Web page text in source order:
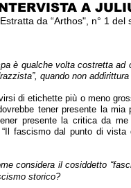
A
Estratta da “Arthos", n° 1 del
è qualche volta costretta
quando non addirittura
di etichette più o meno
tener presente la
presente la critica da
fascismo dal punto di
considera il cosiddetto
storico?